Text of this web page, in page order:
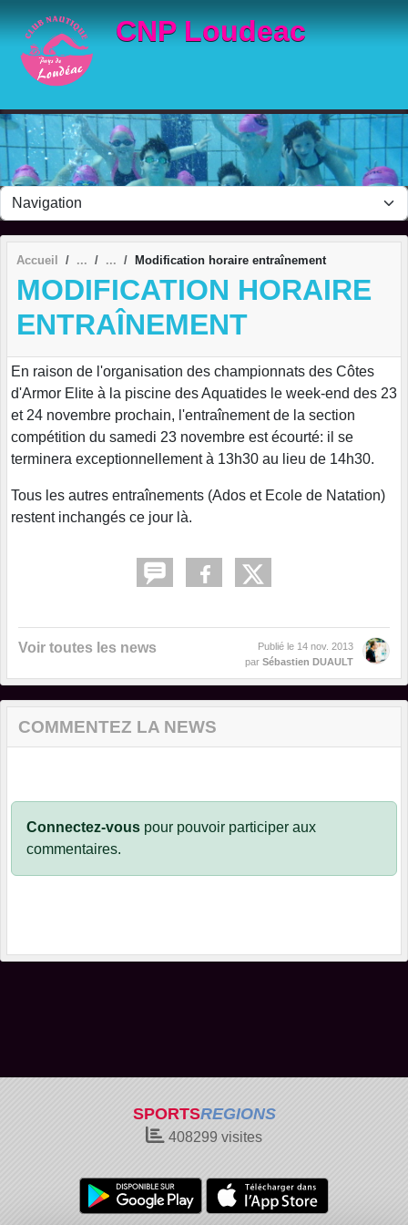
CNP Loudeac
Accueil Modification horaire entraînement
MODIFICATION HORAIRE
ENTRAÎNEMENT
En raison de l'organisation des championnats des Côtes
d'Armor Elite à la piscine des Aquatides le week-end des 23
et 24 novembre prochain, l'entraînement de la section
compétition du samedi 23 novembre est écourté: il se
terminera exceptionnellement à 13h30 au lieu de 14h30.
Tous les autres entraînements (Ados et Ecole de Natation)
restent inchangés ce jour là.
Voir toutes les news Publié le 14 nov. 2013
par Sébastien DUAULT
COMMENTEZ LA NEWS
Connectez-vous pour pouvoir participer aux
commentaires.
SPORTSREGIONS
408299 visites